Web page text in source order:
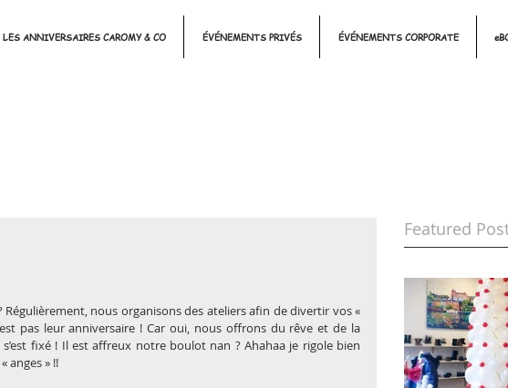
LES ANNIVERSAIRES CAROMY & CO ÉVÉNEMENTS PRIVÉS ÉVÉNEMENTS CORPORATE
Régulièrement, nous organisons des ateliers afin de divertir vos «
pas leur anniversaire ! Car oui, nous offrons du rêve et de la
s’est fixé ! Il est affreux notre boulot nan ? Ahahaa je rigole bien
anges » !!
Featured